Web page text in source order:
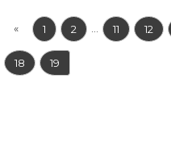
« 1 2 11 12
18 19